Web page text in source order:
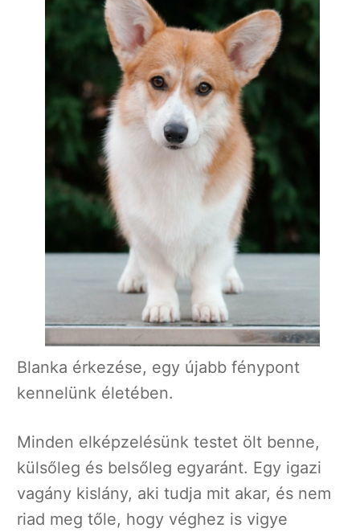
Blanka érkezése, egy újabb fénypont
kennelünk életében.
Minden elképzelésünk testet ölt benne,
külsőleg és belsőleg egyaránt. Egy igazi
vagány kislány, aki tudja mit akar, és nem
riad meg tőle, hogy véghez is vigye